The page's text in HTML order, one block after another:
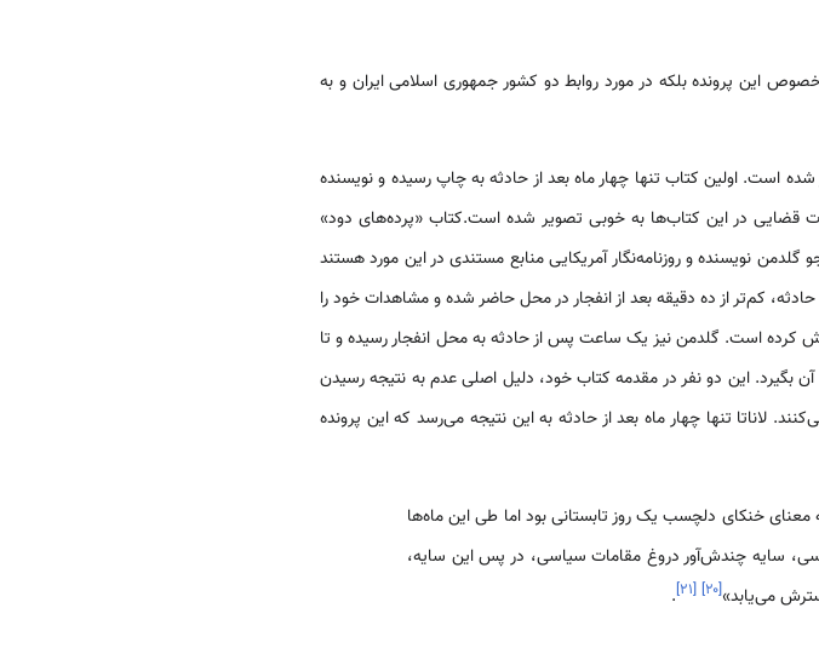
این پرونده بلکه در مورد روابط دو کشور جمهوری اسلامی ایران و به
است. اولین کتاب تنها چهار ماه بعد از حادثه به چاپ رسیده و نویسنده
قضایی در این کتاب‌ها به خوبی تصویر شده است.کتاب «پرده‌های دود»
نویسنده و روزنامه‌نگار آمریکایی منابع مستندی در این مورد هستند
کم‌تر از ده دقیقه بعد از انفجار در محل حاضر شده و مشاهدات خود را
کرده است. گلدمن نیز یک ساعت پس از حادثه به محل انفجار رسیده و تا
این دو نفر در مقدمه کتاب خود، دلیل اصلی عدم به نتیجه رسیدن
لاناتا تنها چهار ماه بعد از حادثه به این نتیجه می‌رسد که این پرونده
جولای ۱۹۹۴ «سایه» برای من به معنای خنکای دلچسب یک روز تابستانی بود اما طی این ماه‌ها
سایه چندش‌آور دروغ مقامات سیاسی، در پس این سایه،
می‌یابد»[۲۰]
[۲۱]
.